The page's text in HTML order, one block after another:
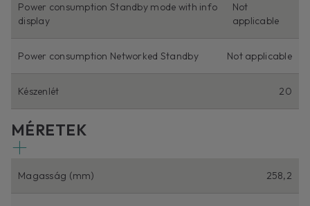
Power consumption Standby mode with info
display
Not
applicable
Power consumption Networked Standby Not applicable
Készenlét 20
MÉRETEK
Magasság (mm) 258,2